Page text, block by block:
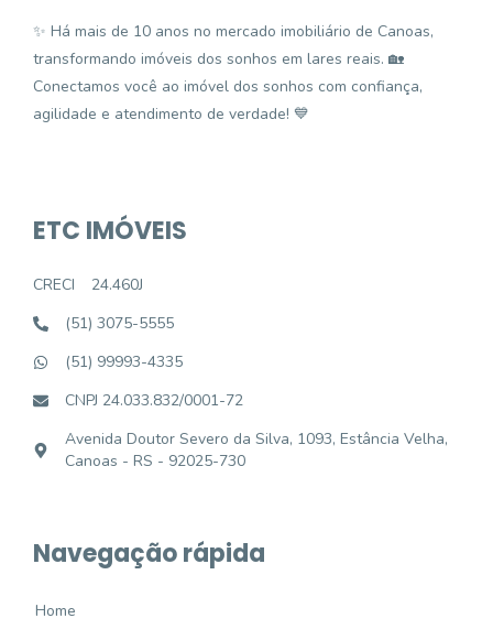
✨ Há mais de 10 anos no mercado imobiliário de Canoas,
transformando imóveis dos sonhos em lares reais. 🏡
Conectamos você ao imóvel dos sonhos com confiança,
agilidade e atendimento de verdade! 💙
ETC IMÓVEIS
CRECI
24.460J
(51) 3075-5555
(51) 99993-4335
CNPJ 24.033.832/0001-72
Avenida Doutor Severo da Silva, 1093, Estância Velha,
Canoas - RS - 92025-730
Navegação rápida
Home